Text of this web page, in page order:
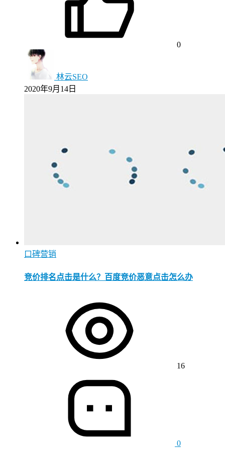
0
林云SEO
2020年9月14日
口碑营销
竞价排名点击是什么？百度竞价恶意点击怎么办
16
0